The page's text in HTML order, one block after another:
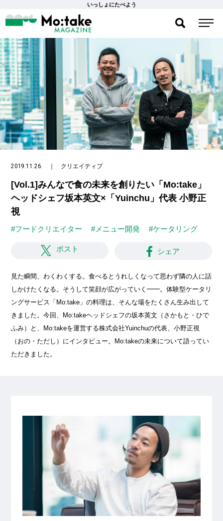
いっしょにたべよう
2019.11.26. クリエイティブ
[Vol.1]みんなで食の未来を創りたい「Mo:take」
ヘッドシェフ坂本英文×「Yuinchu」代表 小野正
視
#フードクリエイター #メニュー開発 #ケータリング
ポスト シェア
見た瞬間、わくわくする。食べるとうれしくなって思わず隣の人に話
しかけたくなる。そうして笑顔が広がっていく━━。体験型ケータリ
ングサービス「Mo:take」の料理は、そんな場をたくさん生み出して
きました。今回、Mo:takeヘッドシェフの坂本英文（さかもと・ひで
ふみ）と、Mo:takeを運営する株式会社Yuinchuの代表、小野正視
（おの・ただし）にインタビュー。Mo:takeの未来について語ってい
ただきました。